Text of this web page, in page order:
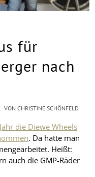
für
nach
die Diewe Wheels
. Da hatte man
Heißt:
auch die GMP-Räder
VONCHRISTINE SCHÖNFELD